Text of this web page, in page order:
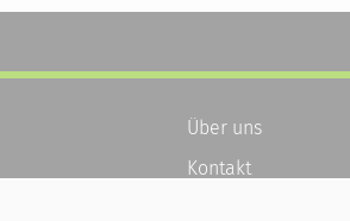
Über uns
Kontakt